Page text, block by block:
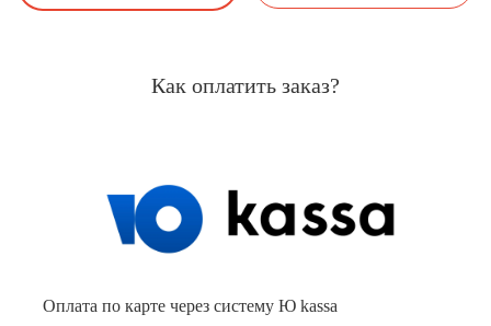
Как оплатить заказ?
Оплата по карте через систему Ю kassa